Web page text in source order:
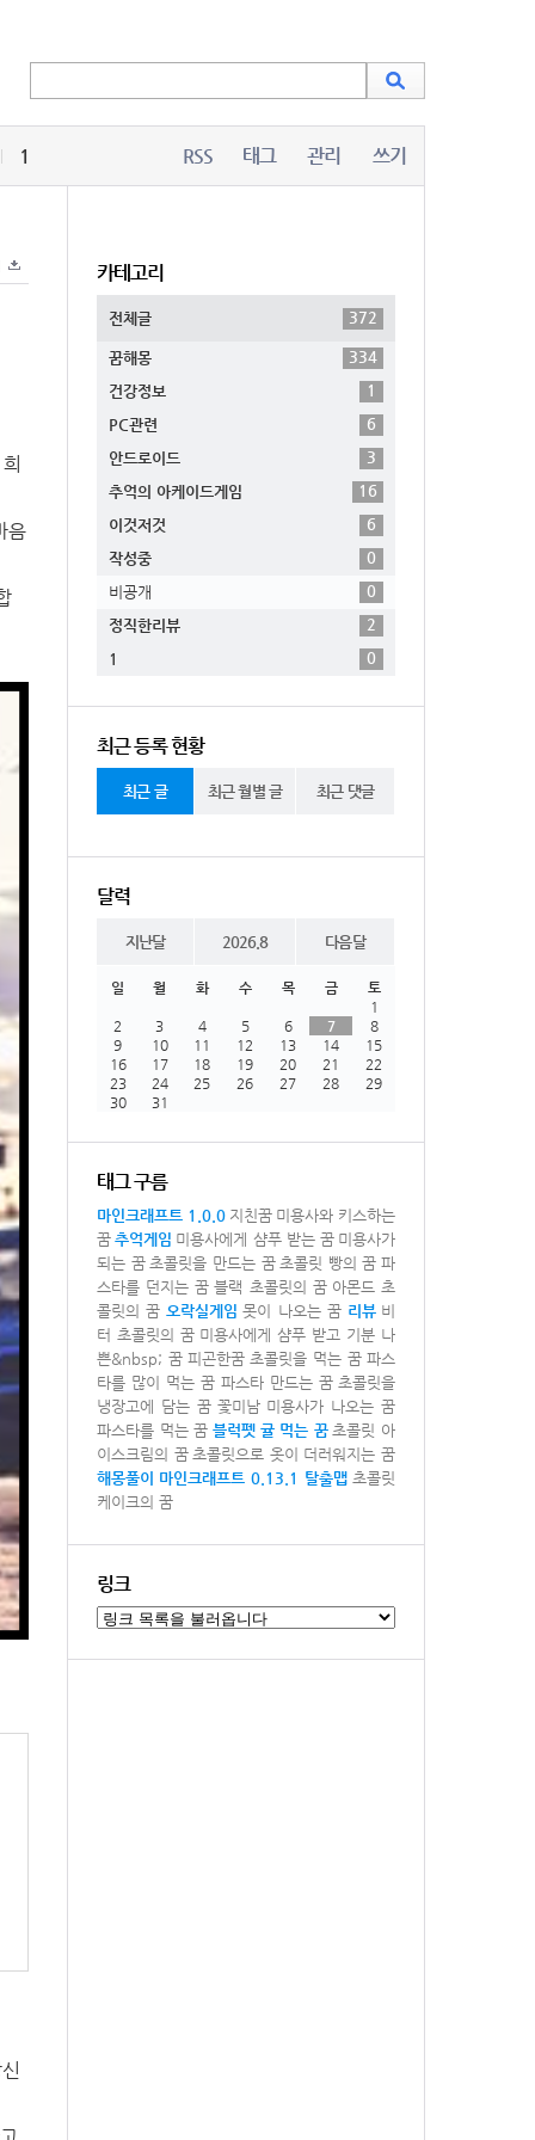
1 RSS 태그 관리 쓰기
음
카테고리
전체글 372
꿈해몽
334
건강정보
1
PC관련
6
안드로이드
3
추억의 아케이드게임
16
이것저것
6
작성중
0
비공개
0
정직한리뷰
2
1
0
최근 등록 현황
최근 글 최근 월별 글 최근 댓글
달력
지난달 2026.8 다음달
일 월 화 수 목 금
토
1
2
3 4 5 6 7
8
9
10 11 12 13 14
15
16
17 18 19 20 21
22
23
24 25 26 27 28
29
30
31
태그 구름
마인크래프트 1.0.0 지친꿈 미용사와 키스하는
꿈 추억게임 미용사에게 샴푸 받는 꿈 미용사가
되는 꿈 초콜릿을 만드는 꿈 초콜릿 빵의 꿈 파
스타를 던지는 꿈 블랙 초콜릿의 꿈 아몬드 초
콜릿의 꿈 오락실게임 못이 나오는 꿈 리뷰 비
터 초콜릿의 꿈 미용사에게 샴푸 받고 기분 나
쁜&nbsp; 꿈 피곤한꿈 초콜릿을 먹는 꿈 파스
타를 많이 먹는 꿈 파스타 만드는 꿈 초콜릿을
냉장고에 담는 꿈 꽃미남 미용사가 나오는 꿈
파스타를 먹는 꿈 블럭펫 귤 먹는 꿈 초콜릿 아
이스크림의 꿈 초콜릿으로 옷이 더러워지는 꿈
해몽풀이 마인크래프트 0.13.1 탈출맵 초콜릿
케이크의 꿈
링크